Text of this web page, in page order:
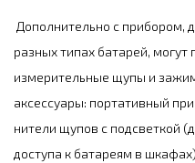
Дополнительно с прибором,
разных типах батарей, могут
измерительные щупы и
аксессуары: портативный
нители щупов с подсветкой
доступа к батареям в